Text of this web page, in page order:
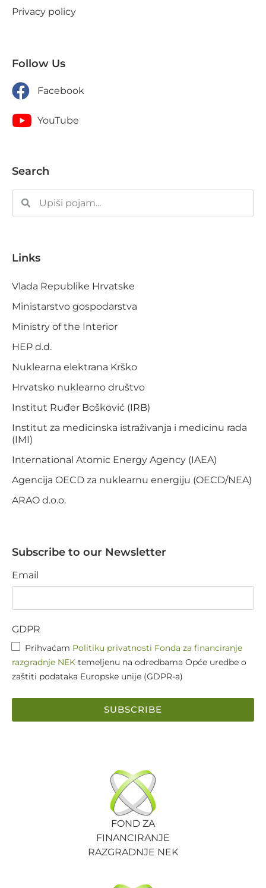
Privacy policy
Follow Us
Facebook
YouTube
Search
Links
Vlada Republike Hrvatske
Ministarstvo gospodarstva
Ministry of the Interior
HEP d.d.
Nuklearna elektrana Krško
Hrvatsko nuklearno društvo
Institut Ruđer Bošković (IRB)
Institut za medicinska istraživanja i medicinu rada
(IMI)
International Atomic Energy Agency (IAEA)
Agencija OECD za nuklearnu energiju (OECD/NEA)
ARAO d.o.o.
Subscribe to our Newsletter
Email
GDPR
Prihvaćam Politiku privatnosti Fonda za financiranje
razgradnje NEK temeljenu na odredbama Opće uredbe o
zaštiti podataka Europske unije (GDPR-a)
SUBSCRIBE
FOND ZA
FINANCIRANJE
RAZGRADNJE NEK